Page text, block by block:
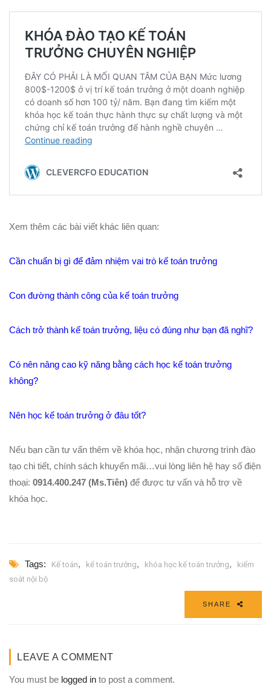
Xem thêm các bài viết khác liên quan:
Cần chuẩn bị gì để đảm nhiệm vai trò kế toán trưởng
Con đường thành công của kế toán trưởng
Cách trở thành kế toán trưởng, liệu có đúng như bạn đã nghĩ?
Có nên nâng cao kỹ năng bằng cách học kế toán trưởng
không?
Nên học kế toán trưởng ở đâu tốt?
Nếu bạn cần tư vấn thêm về khóa học, nhận chương trình đào
tạo chi tiết, chính sách khuyến mãi…vui lòng liên hệ hay số điện
thoại: 0914.400.247 (Ms.Tiên) để được tư vấn và hỗ trợ về
khóa học.
Tags: Kế toán, kế toán trưởng, khóa học kế toán trưởng,
kiểm
soát nội bộ
SHARE
LEAVE A COMMENT
You must be logged in to post a comment.